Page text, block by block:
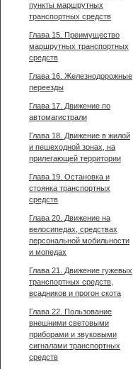
пункты маршрутных
транспортных средств
Глава 15. Преимущество
маршрутных транспортных
средств
Глава 16. Железнодорожные
переезды
Глава 17. Движение по
автомагистрали
Глава 18. Движение в жилой
и пешеходной зонах, на
прилегающей территории
Глава 19. Остановка и
стоянка транспортных
средств
Глава 20. Движение на
велосипедах, средствах
персональной мобильности
и мопедах
Глава 21. Движение гужевых
транспортных средств,
всадников и прогон скота
Глава 22. Пользование
внешними световыми
приборами и звуковыми
сигналами транспортных
средств